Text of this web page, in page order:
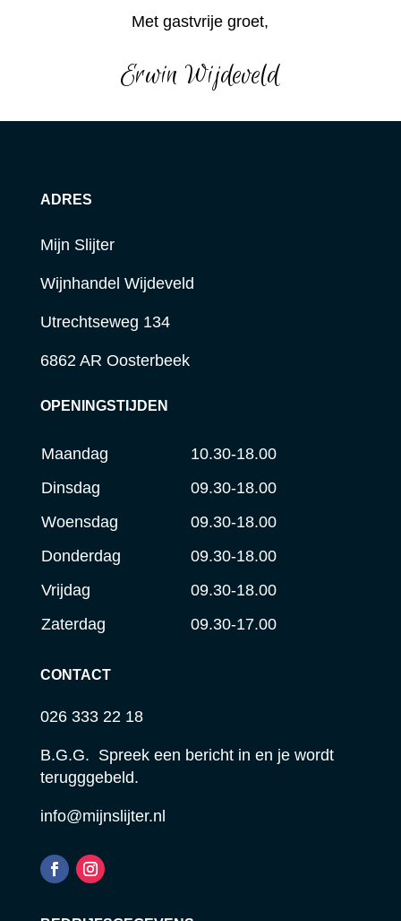
Met gastvrije groet,
Erwin Wijdeveld
ADRES
Mijn Slijter
Wijnhandel Wijdeveld
Utrechtseweg 134
6862 AR Oosterbeek
OPENINGSTIJDEN
Maandag
10.30-18.00
Dinsdag
09.30-18.00
Woensdag
09.30-18.00
Donderdag
09.30-18.00
Vrijdag
09.30-18.00
Zaterdag
09.30-17.00
CONTACT
026 333 22 18
B.G.G. Spreek een bericht in en je wordt
terugggebeld.
info@mijnslijter.nl